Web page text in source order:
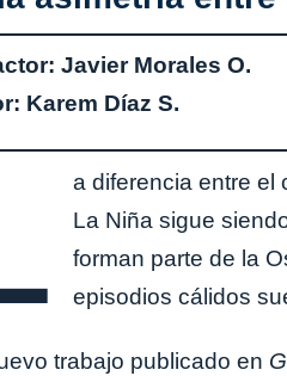
Javier Morales O.
Karem Díaz S.
a diferencia entre el
La Niña sigue
forman parte de la
episodios cálidos
trabajo publicado en